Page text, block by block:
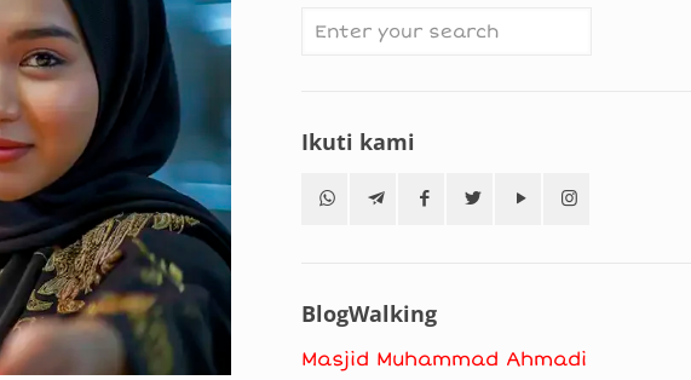
Ikuti kami
BlogWalking
Masjid Muhammad Ahmadi